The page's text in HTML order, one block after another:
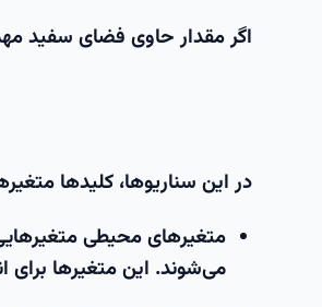
اگر مقدار حاوی فضای سفید
در این سناریوها، کلیدها
متغیرهای محیطی
می‌شوند. این متغیرها برای